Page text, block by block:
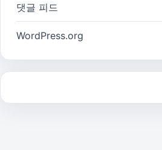
댓글 피드
WordPress.org